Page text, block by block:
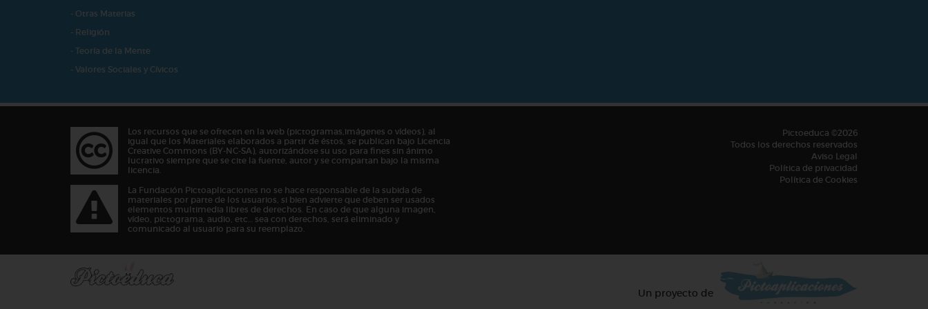
- Otras Materias
- Religión
- Teoría de la Mente
- Valores Sociales y Cívicos
Los recursos que se ofrecen en la web (pictogramas,imágenes o vídeos), al
igual que los Materiales elaborados a partir de éstos, se publican bajo Licencia
Creative Commons (BY-NC-SA), autorizándose su uso para fines sin ánimo
lucrativo siempre que se cite la fuente, autor y se compartan bajo la misma
licencia.
La Fundación Pictoaplicaciones no se hace responsable de la subida de
materiales por parte de los usuarios, si bien advierte que deben ser usados
elementos multimedia libres de derechos. En caso de que alguna imagen,
vídeo, pictograma, audio, etc… sea con derechos, será eliminado y
comunicado al usuario para su reemplazo.
Pictoeduca ©2026
Todos los derechos reservados
Aviso Legal
Política de privacidad
Política de Cookies
Un proyecto de